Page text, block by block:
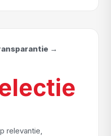
→
relevantie,